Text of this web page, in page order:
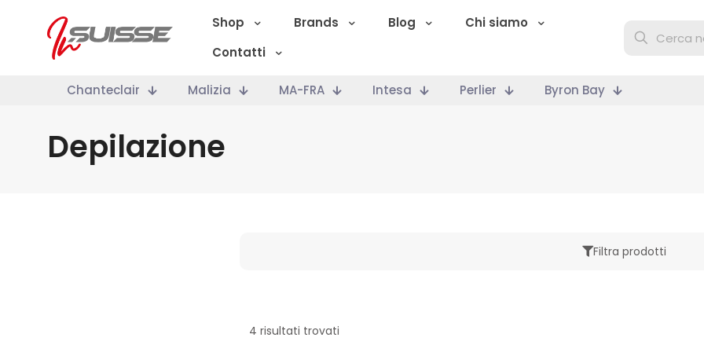
Shop Brands Blog
Chi siamo
Contatti
Chanteclair Malizia MA-FRA Intesa Perlier Byron Bay
Depilazione
Filtra prodotti
Categoria
4 risultati trovati